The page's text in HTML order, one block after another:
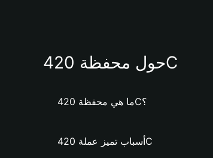
حول محفظة 420C
ما هي محفظة 420C؟
أسباب تميز عملة 420C